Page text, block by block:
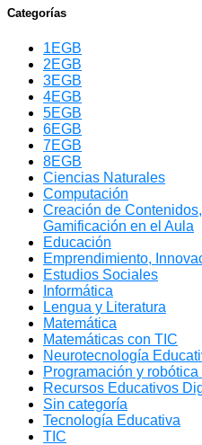
Categorías
1EGB
2EGB
3EGB
4EGB
5EGB
6EGB
7EGB
8EGB
Ciencias Naturales
Computación
Creación de
Gamificación en el Aula
Educación
Emprendimiento,
Estudios Sociales
Informática
Lengua y Literatura
Matemática
Matemáticas con TIC
Neurotecnología
Programación y
Recursos Educativos
Sin categoría
Tecnología Educativa
TIC